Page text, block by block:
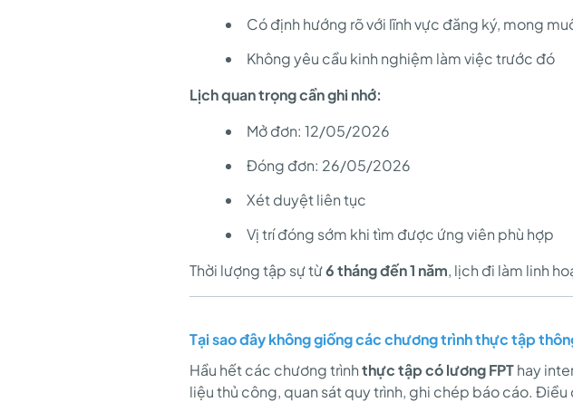
Có định hướng rõ với lĩnh vực đăng ký, mong
Không yêu cầu kinh nghiệm làm việc trước đó
Lịch quan trọng cần ghi nhớ:
Mở đơn: 12/05/2026
Đóng đơn: 26/05/2026
Xét duyệt liên tục
Vị trí đóng sớm khi tìm được ứng viên phù hợp
Thời lượng tập sự từ6 tháng đến 1 năm, lịch đi làm linh
Tại sao đây không giống các chương trình thực tập
Hầu hết các chương trìnhthực tập có lương FPThay
liệu thủ công, quan sát quy trình, ghi chép báo cáo.